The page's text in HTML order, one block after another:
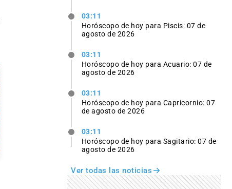
03:11
Horóscopo de hoy para Piscis: 07 de
agosto de 2026
03:11
Horóscopo de hoy para Acuario: 07 de
agosto de 2026
03:11
Horóscopo de hoy para Capricornio: 07
de agosto de 2026
03:11
Horóscopo de hoy para Sagitario: 07 de
agosto de 2026
Ver todas las noticias